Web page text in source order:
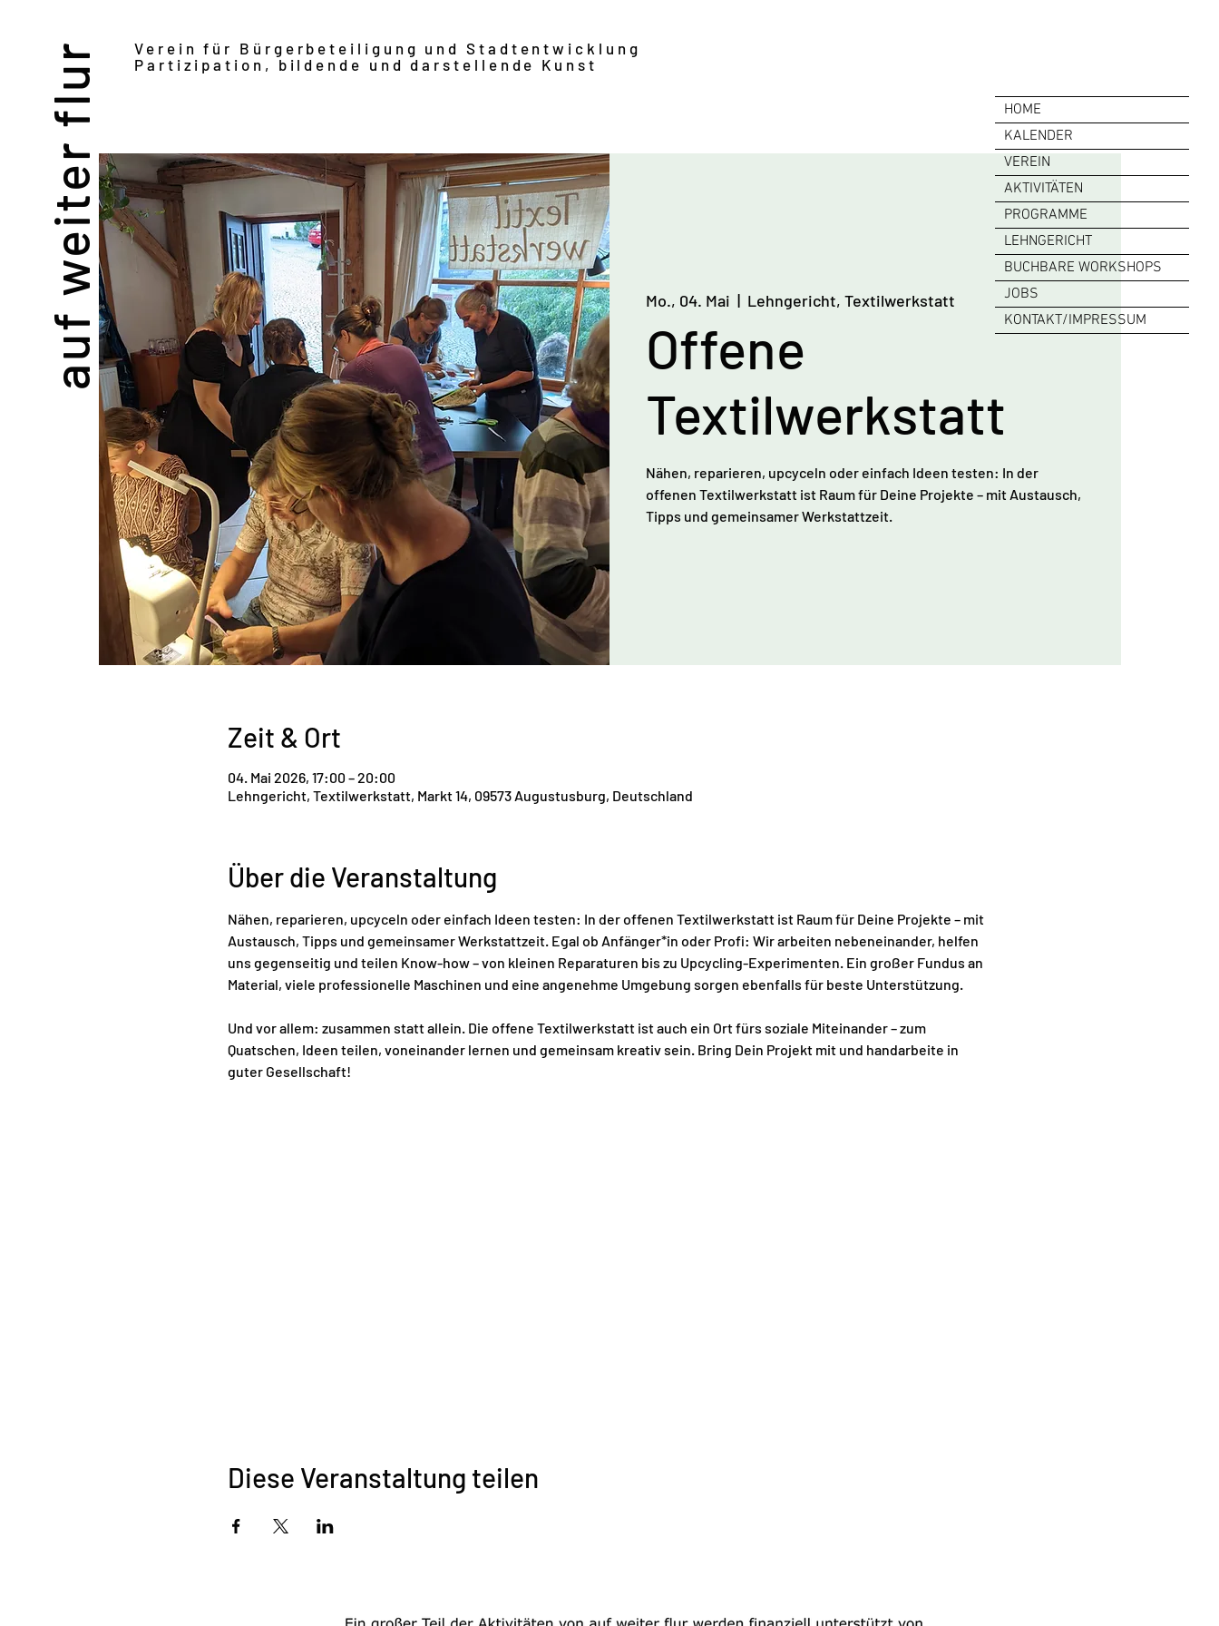
auf weiter flur
HOME
KALENDER
VEREIN
AKTIVITÄTEN
PROGRAMME
LEHNGERICHT
BUCHBARE WORKSHOPS
JOBS
KONTAKT/IMPRESSUM
Verein für Bürgerbeteiligung und Stadtentwicklung
Partizipation, bildende und darstellende Kunst
Mo., 04. Mai
  |
Lehngericht, Textilwerkstatt
Offene
Textilwerkstatt
Nähen, reparieren, upcyceln oder einfach Ideen testen: In der
offenen Textilwerkstatt ist Raum für Deine Projekte – mit Austausch,
Tipps und gemeinsamer Werkstattzeit.
Zeit & Ort
04. Mai 2026, 17:00 – 20:00
Lehngericht, Textilwerkstatt, Markt 14, 09573 Augustusburg, Deutschland
Über die Veranstaltung
Nähen, reparieren, upcyceln oder einfach Ideen testen: In der offenen Textilwerkstatt ist Raum für Deine Projekte – mit
Austausch, Tipps und gemeinsamer Werkstattzeit. Egal ob Anfänger*in oder Profi: Wir arbeiten nebeneinander, helfen
uns gegenseitig und teilen Know-how – von kleinen Reparaturen bis zu Upcycling-Experimenten. Ein großer Fundus an
Material, viele professionelle Maschinen und eine angenehme Umgebung sorgen ebenfalls für beste Unterstützung.
Und vor allem: zusammen statt allein. Die offene Textilwerkstatt ist auch ein Ort fürs soziale Miteinander – zum
Quatschen, Ideen teilen, voneinander lernen und gemeinsam kreativ sein. Bring Dein Projekt mit und handarbeite in
guter Gesellschaft!
Diese Veranstaltung teilen